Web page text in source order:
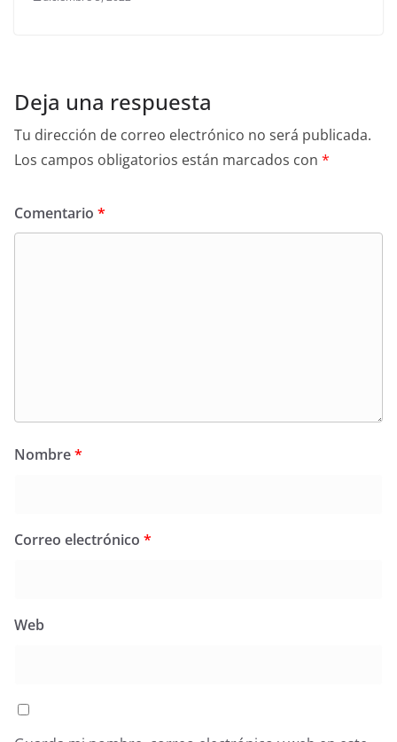
Deja una respuesta
Tu dirección de correo electrónico no será publicada.
Los campos obligatorios están marcados con *
Comentario *
Nombre*
Correo electrónico *
Web